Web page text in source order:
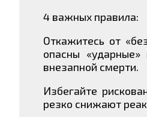
4 важных правила:
Откажитесь от
опасны
внезапной смерти.
Избегайте
резко снижают